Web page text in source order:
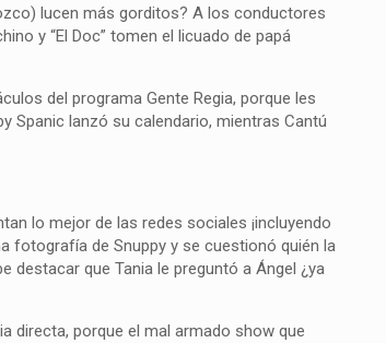
lucen más gorditos? A los conductores
y “El Doc” tomen el licuado de papá
del programa Gente Regia, porque les
Spanic lanzó su calendario, mientras Cantú
lo mejor de las redes sociales ¡incluyendo
fotografía de Snuppy y se cuestionó quién la
destacar que Tania le preguntó a Ángel ¿ya
directa, porque el mal armado show que